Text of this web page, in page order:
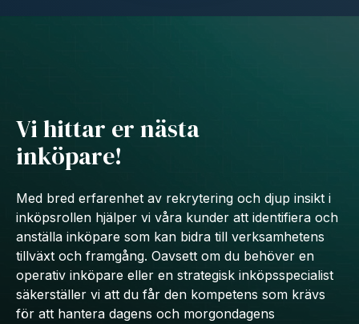
Vi hittar er nästa
inköpare!
Med bred erfarenhet av rekrytering och djup insikt i
inköpsrollen hjälper vi våra kunder att identifiera och
anställa inköpare som kan bidra till verksamhetens
tillväxt och framgång. Oavsett om du behöver en
operativ inköpare eller en strategisk inköpsspecialist
säkerställer vi att du får den kompetens som krävs
för att hantera dagens och morgondagens